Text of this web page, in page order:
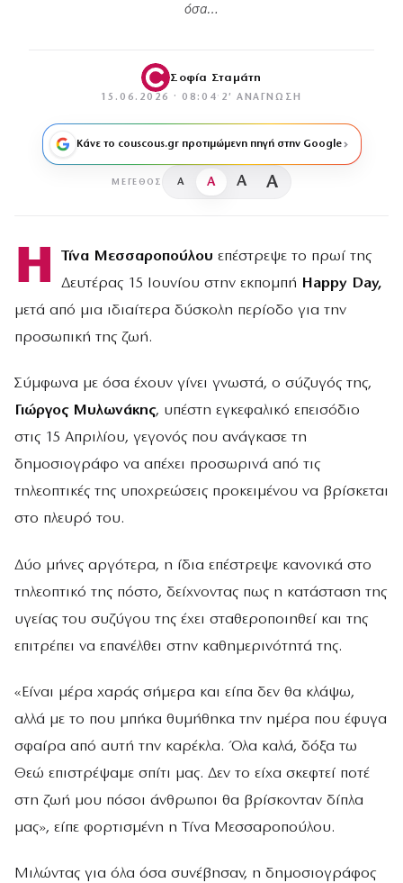
όσα…
Σοφία Σταμάτη
15.06.2026 · 08:04· 2′ ΑΝΆΓΝΩΣΗ
Κάνε το couscous.gr προτιμώμενη πηγή στην Google
ΜΈΓΕΘΟΣ A A A A
Η Τίνα Μεσσαροπούλου επέστρεψε το πρωί της
Δευτέρας 15 Ιουνίου στην εκπομπή Happy Day,
μετά από μια ιδιαίτερα δύσκολη περίοδο για την
προσωπική της ζωή.
Σύμφωνα με όσα έχουν γίνει γνωστά, ο σύζυγός της,
Γιώργος Μυλωνάκης, υπέστη εγκεφαλικό επεισόδιο
στις 15 Απριλίου, γεγονός που ανάγκασε τη
δημοσιογράφο να απέχει προσωρινά από τις
τηλεοπτικές της υποχρεώσεις προκειμένου να βρίσκεται
στο πλευρό του.
Δύο μήνες αργότερα, η ίδια επέστρεψε κανονικά στο
τηλεοπτικό της πόστο, δείχνοντας πως η κατάσταση της
υγείας του συζύγου της έχει σταθεροποιηθεί και της
επιτρέπει να επανέλθει στην καθημερινότητά της.
«Είναι μέρα χαράς σήμερα και είπα δεν θα κλάψω,
αλλά με το που μπήκα θυμήθηκα την ημέρα που έφυγα
σφαίρα από αυτή την καρέκλα. Όλα καλά, δόξα τω
Θεώ επιστρέψαμε σπίτι μας. Δεν το είχα σκεφτεί ποτέ
στη ζωή μου πόσοι άνθρωποι θα βρίσκονταν δίπλα
μας», είπε φορτισμένη η Τίνα Μεσσαροπούλου.
Μιλώντας για όλα όσα συνέβησαν, η δημοσιογράφος